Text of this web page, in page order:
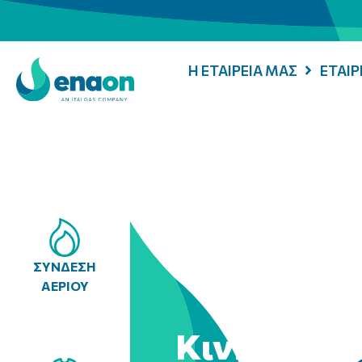
Η ΕΤΑΙΡΕΙΑ ΜΑΣ
ΣΥΝΔΕΣΗ
ΑΕΡΙΟΥ
Κινητή